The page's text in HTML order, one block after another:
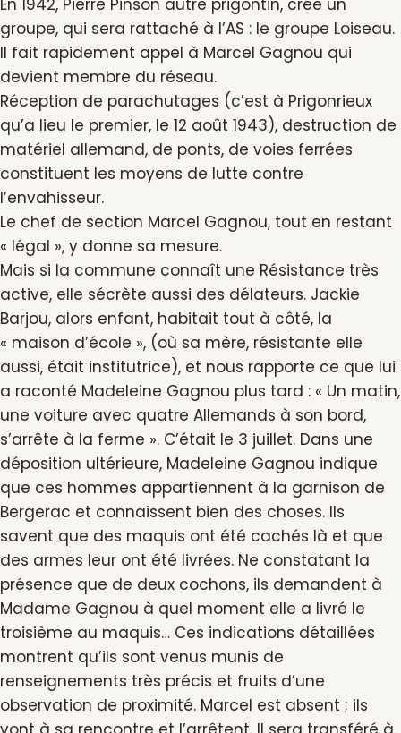
En 1942, Pierre Pinson autre prigontin, crée un
groupe, qui sera rattaché à l’AS : le groupe Loiseau.
Il fait rapidement appel à Marcel Gagnou qui
devient membre du réseau.
Réception de parachutages (c’est à Prigonrieux
qu’a lieu le premier, le 12 août 1943), destruction de
matériel allemand, de ponts, de voies ferrées
constituent les moyens de lutte contre
l’envahisseur.
Le chef de section Marcel Gagnou, tout en restant
« légal », y donne sa mesure.
Mais si la commune connaît une Résistance très
active, elle sécrète aussi des délateurs. Jackie
Barjou, alors enfant, habitait tout à côté, la
« maison d’école », (où sa mère, résistante elle
aussi, était institutrice), et nous rapporte ce que lui
a raconté Madeleine Gagnou plus tard : « Un matin,
une voiture avec quatre Allemands à son bord,
s’arrête à la ferme ». C’était le 3 juillet. Dans une
déposition ultérieure, Madeleine Gagnou indique
que ces hommes appartiennent à la garnison de
Bergerac et connaissent bien des choses. Ils
savent que des maquis ont été cachés là et que
des armes leur ont été livrées. Ne constatant la
présence que de deux cochons, ils demandent à
Madame Gagnou à quel moment elle a livré le
troisième au maquis… Ces indications détaillées
montrent qu’ils sont venus munis de
renseignements très précis et fruits d’une
observation de proximité. Marcel est absent ; ils